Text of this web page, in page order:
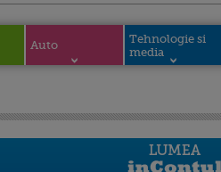
Auto
Tehnologie si
media